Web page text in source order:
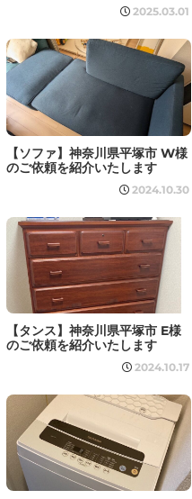
2025.03.01
【ソファ】神奈川県平塚市 W様
のご依頼を紹介いたします
2024.10.30
【タンス】神奈川県平塚市 E様
のご依頼を紹介いたします
2024.10.17